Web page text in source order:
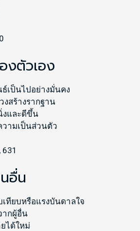
งตัวเอง
เป็นไปอย่างมั่นคง
งสร้างรากฐาน
งและดีขึ้น
ามเป็นส่วนตัว
631
อื่น
เทียบหรือแรงบันดาลใจ
ากผู้อื่น
ได้ใหม่